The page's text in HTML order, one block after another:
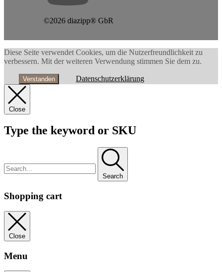
©2026 diazipp® GbR
Diese Seite verwendet Cookies, um die Nutzerfreundlichkeit zu
verbessern. Mit der weiteren Verwendung stimmen Sie dem zu.
Verstanden Datenschutzerklärung
Close
Type the keyword or SKU
Search
Shopping cart
Close
Menu